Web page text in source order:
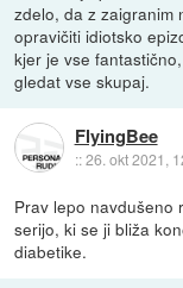
zdelo, da z zaigranim
opravičiti idiotsko
kjer je vse
gledat vse skupaj.
FlyingBee
::26. okt 2021,
Prav lepo navdušeno
serijo, ki se ji bliža
diabetike.